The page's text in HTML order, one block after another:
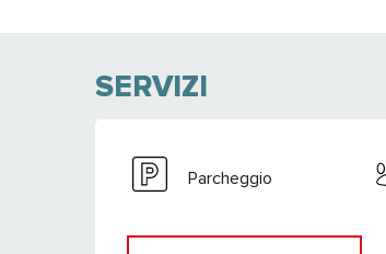
SERVIZI
Parcheggio